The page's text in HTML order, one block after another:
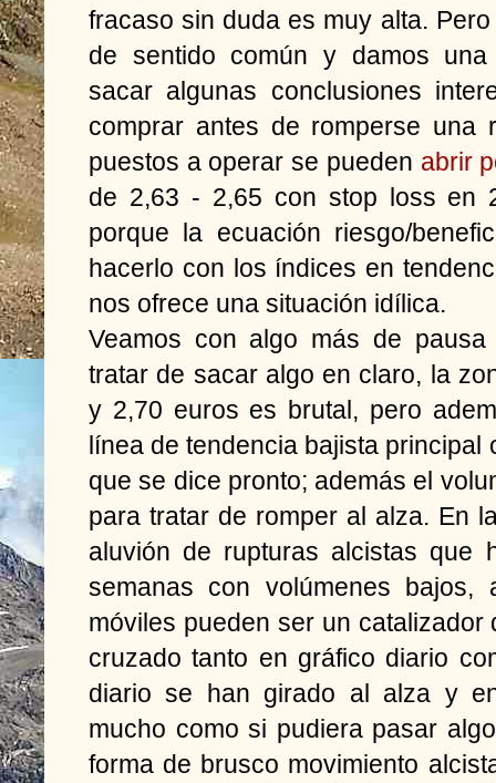
fracaso sin duda es muy alta.
de sentido común y damos una
sacar algunas conclusiones
comprar antes de romperse una
puestos a operar se pueden abrir
de 2,63 - 2,65 con stop loss en
porque la ecuación riesgo/
hacerlo con los índices en
nos ofrece una situación idílica.
Veamos con algo más de
tratar de sacar algo en claro, la
y 2,70 euros es brutal, pero
línea de tendencia bajista principal
que se dice pronto; además el
para tratar de romper al alza. En
aluvión de rupturas alcistas que
semanas con volúmenes bajos,
móviles pueden ser un
cruzado tanto en gráfico diario
diario se han girado al alza y
mucho como si pudiera pasar
forma de brusco movimiento